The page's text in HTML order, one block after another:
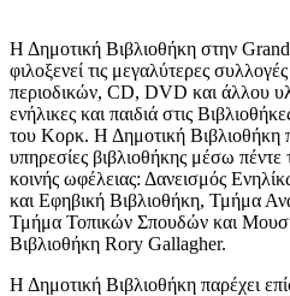
Η Δημοτική Βιβλιοθήκη στην
φιλοξενεί τις μεγαλύτερες
περιοδικών, CD, DVD και άλλου
ενήλικες και παιδιά στις
του Κορκ. Η Δημοτική Βιβλιοθήκη
υπηρεσίες βιβλιοθήκης μέσω
κοινής ωφέλειας: Δανεισμός
και Εφηβική Βιβλιοθήκη, Τμήμα
Τμήμα Τοπικών Σπουδών και
Βιβλιοθήκη Rory Gallagher.
Η Δημοτική Βιβλιοθήκη παρέχει